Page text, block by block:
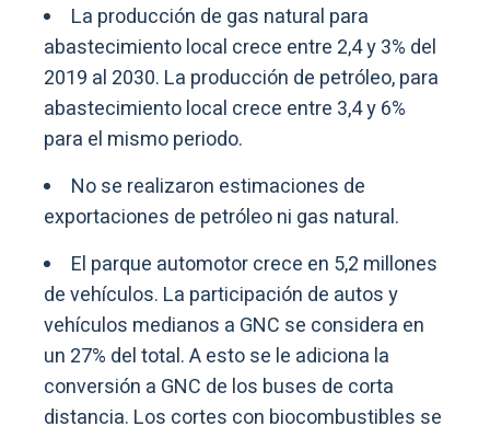
La producción de gas natural para
abastecimiento local crece entre 2,4 y 3% del
2019 al 2030. La producción de petróleo, para
abastecimiento local crece entre 3,4 y 6%
para el mismo periodo.
No se realizaron estimaciones de
exportaciones de petróleo ni gas natural.
El parque automotor crece en 5,2 millones
de vehículos. La participación de autos y
vehículos medianos a GNC se considera en
un 27% del total. A esto se le adiciona la
conversión a GNC de los buses de corta
distancia. Los cortes con biocombustibles se